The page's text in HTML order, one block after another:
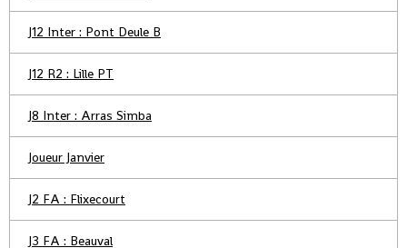
J12 Inter : Pont Deule B
J12 R2 : Lille PT
J8 Inter : Arras Simba
Joueur Janvier
J2 FA : Flixecourt
J3 FA : Beauval